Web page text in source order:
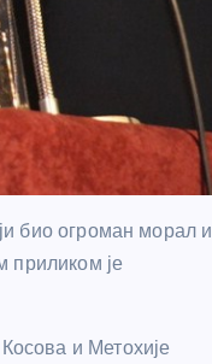
био огроман морал и
приликом је
и Метохије